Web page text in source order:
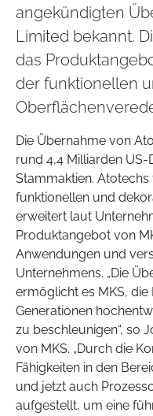
angekündigten
Limited bekannt.
das
der funktionellen
Die Übernahme von
rund 4,4 Milliarden
Stammaktien.
funktionellen und
erweitert laut
Produktangebot von
Anwendungen und
Unternehmens. „Die
ermöglicht es MKS,
Generationen
zu beschleunigen“, so
von MKS. „Durch die
Fähigkeiten in den
und jetzt auch
aufgestellt, um eine